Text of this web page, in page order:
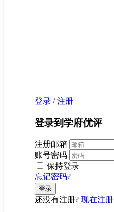
登录 / 注册
登录到学府优评
注册邮箱
账号密码
保持登录
忘记密码?
还没有注册? 现在注册